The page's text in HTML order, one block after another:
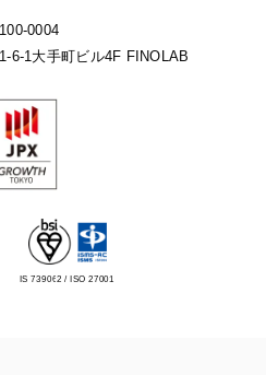
0004
6-1 大手町ビル4F FINOLAB
IS 739062 / ISO 27001